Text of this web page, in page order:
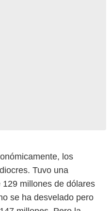
los
Tuvo una
millones de dólares
se ha desvelado pero